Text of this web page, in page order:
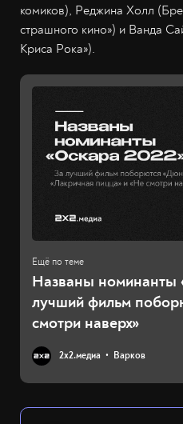
комиков), Реджина Холл
страшного кино») и Ванда
Криса Рока»).
Названы номинанты
лучший фильм
смотри наверх»
2х2.медиа Варков